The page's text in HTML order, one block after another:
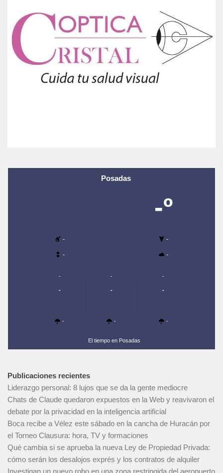
Posadas
-º
- -
- -
-
-
-
-
-
-
-
-
-
El tiempo en Posadas
Publicaciones recientes
Liderazgo personal: 8 lujos que se da la gente mediocre
Chats de Claude quedaron expuestos en la Web y reavivaron el
debate por la privacidad en la inteligencia artificial
Boca recibe a Vélez este sábado en la cancha de Huracán por
el Torneo Clausura: hora, TV y formaciones
Qué cambia si se aprueba la nueva Ley de Propiedad Privada:
cómo serán los desalojos exprés y los contratos de alquiler
Investigan un nuevo robo en una zona restringida del aeropuerto